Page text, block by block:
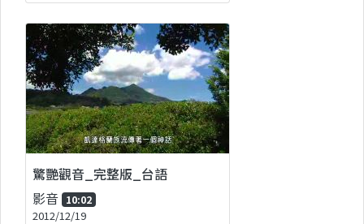
驚艷觀音_完整版_台語
影音 10:02
2012/12/19